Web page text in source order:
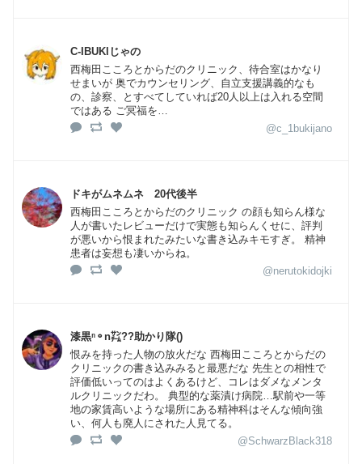
C-IBUKlじゃの
西梅田こころとからだのクリニック、待合室はかなり
せまいが 奥でカウンセリング、自立支援講義的なも
の、診察、とすべてしていれば20人以上は入れる空間
ではある ご冥福を…
@c_1bukijano
ドキがムネムネ 20代後半
西梅田こころとからだのクリニック の顔も知らん様な
人が書いたレビューだけで実態も知らんくせに、評判
が悪いから恨まれたみたいな書き込みキモすぎ。 精神
患者は妄想も凄いからね。
@nerutokidojki
漆黒ⁿ⚬n㌠??助かり隊()
恨みを持った人物の放火だな 西梅田こころとからだの
クリニックの書き込みみると最悪だな 先生との相性で
評価低いってのはよくあるけど、コレはダメなメンタ
ルクリニックだわ。 典型的な薬漬け病院…駅前や一等
地の家賃高いような場所にある精神科はそんな傾向強
い、何人も廃人にされた人見てる。
@SchwarzBlack318